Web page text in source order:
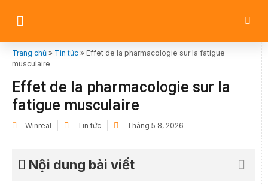
Trang chủ » Tin tức » Effet de la pharmacologie sur la fatigue
musculaire
Effet de la pharmacologie sur la
fatigue musculaire
Winreal Tin tức Tháng 5 8, 2026
Nội dung bài viết